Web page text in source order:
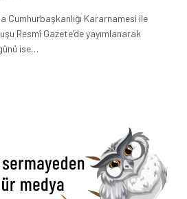
Cumhurbaşkanlığı Kararnamesi ile
Resmî Gazete’de yayımlanarak
ise…